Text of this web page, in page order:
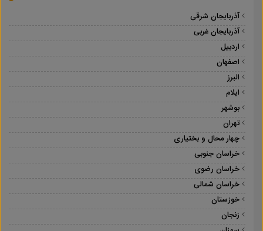
آذربایجان شرقی
آذربایجان غربی
اردبیل
اصفهان
البرز
ایلام
بوشهر
تهران
چهار محال و بختیاری
خراسان جنوبی
خراسان رضوی
خراسان شمالی
خوزستان
زنجان